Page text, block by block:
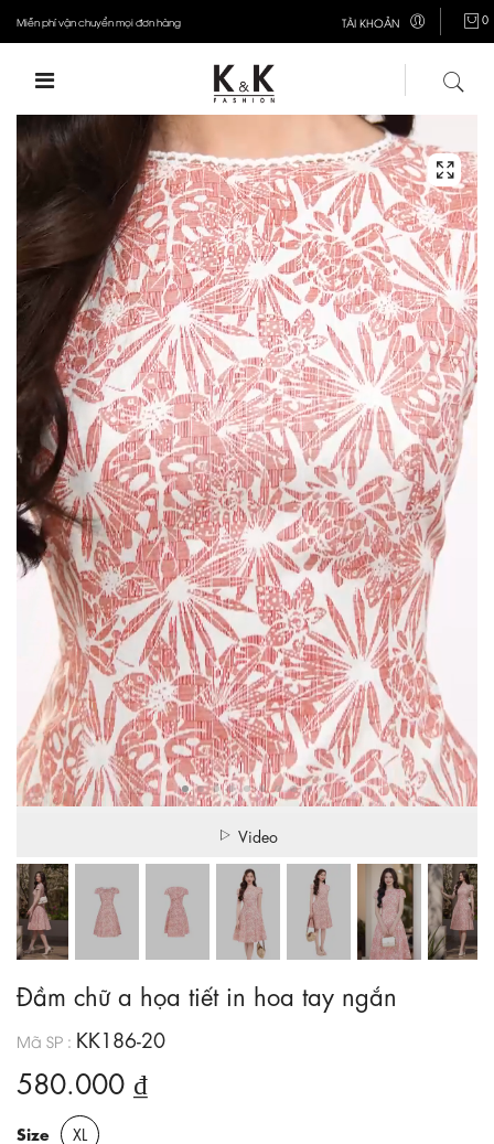
Miễn phí vận chuyển mọi đơn hàng TÀI KHOẢN 0
Video
Đầm chữ a họa tiết in hoa tay ngắn
Mã SP : KK186-20
580.000 ₫
Size XL